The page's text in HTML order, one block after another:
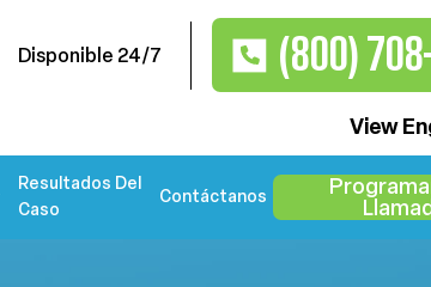
Disponible 24/7 (800)
View
Resultados Del
Caso
Contáctanos